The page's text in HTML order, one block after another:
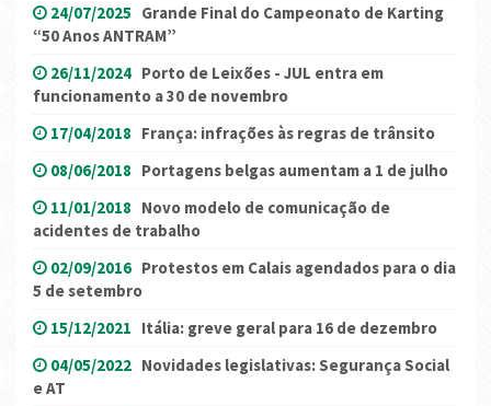
24/07/2025 Grande Final do Campeonato de Karting
“50 Anos ANTRAM”
26/11/2024 Porto de Leixões - JUL entra em
funcionamento a 30 de novembro
17/04/2018 França: infrações às regras de trânsito
08/06/2018 Portagens belgas aumentam a 1 de julho
11/01/2018 Novo modelo de comunicação de
acidentes de trabalho
02/09/2016 Protestos em Calais agendados para o dia
5 de setembro
15/12/2021 Itália: greve geral para 16 de dezembro
04/05/2022 Novidades legislativas: Segurança Social
e AT